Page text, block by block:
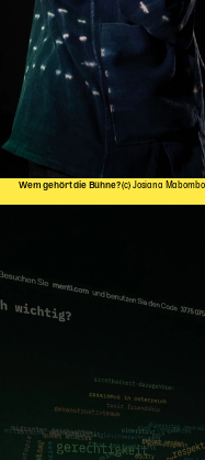
Wem gehört die Bühne?(c) Josiana Mabombo